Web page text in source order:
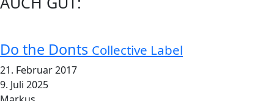
Do the Donts Collective Label
21. Februar 2017
9. Juli 2025